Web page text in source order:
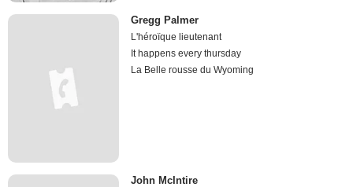
Gregg Palmer
L'héroïque lieutenant
It happens every thursday
La Belle rousse du Wyoming
John McIntire